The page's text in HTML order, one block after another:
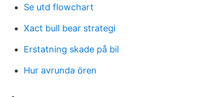
Se utd flowchart
Xact bull bear strategi
Erstatning skade på bil
Hur avrunda ören